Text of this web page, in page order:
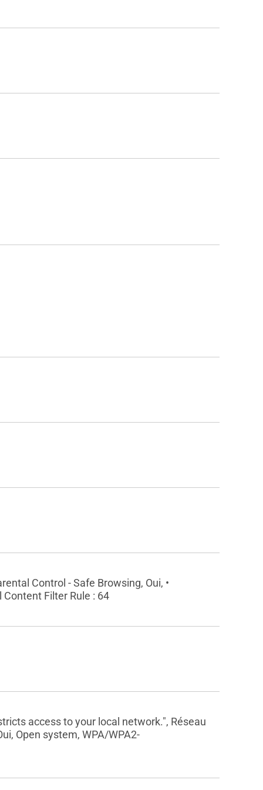
Control - Safe Browsing, Oui, •
Filter Rule : 64
access to your local network.", Réseau
Open system, WPA/WPA2-